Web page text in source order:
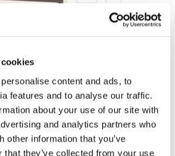
content and ads, to
features and to analyse our traffic.
about your use of our site with
and analytics partners who
other information that you’ve
that they’ve collected from your use
hinzufügen